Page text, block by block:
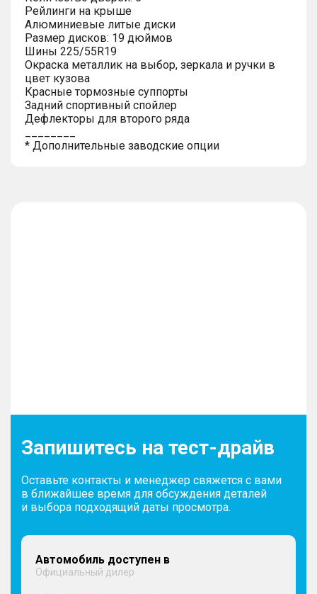
Рейлинги на крыше
Алюминиевые литые диски
Размер дисков: 19 дюймов
Шины 225/55R19
Окраска металлик на выбор, зеркала и ручки в
цвет кузова
Красные тормозные суппорты
Задний спортивный спойлер
Дефлекторы для второго ряда
* Дополнительные заводские опции
Запишитесь на тест-драйв
Оставьте контакты и менеджер свяжется с вами
в ближайшее время для обсуждения деталей
и выбора подходящий даты просмотра.
Автомобиль доступен в
Официальный дилер